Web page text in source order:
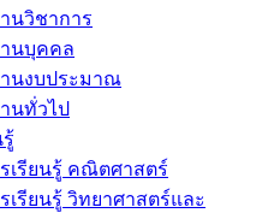
นวิชาการ
นบุคคล
นงบประมาณ
นทั่วไป
เรียนรู้ คณิตศาสตร์
เรียนรู้ วิทยาศาสตร์และ